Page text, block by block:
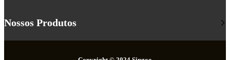
Nossos Produtos